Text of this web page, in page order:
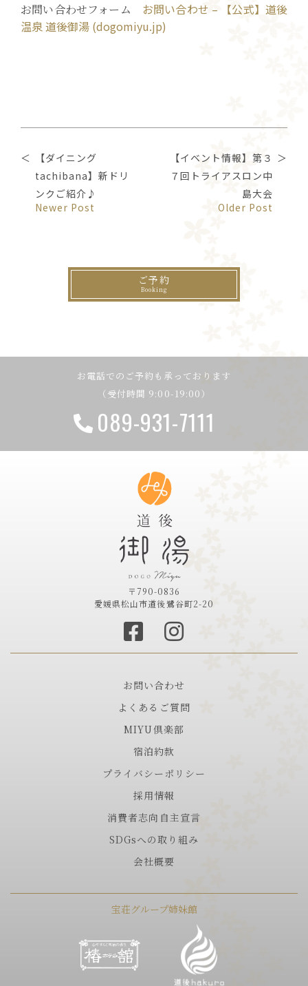
お問い合わせフォーム お問い合わせ – 【公式】道後
温泉 道後御湯 (dogomiyu.jp)
【ダイニング
tachibana】新ドリ
ンクご紹介♪
Newer Post
【イベント情報】第３
７回トライアスロン中
島大会
Older Post
ご予約
お電話でのご予約も承っております
（受付時間 9:00-19:00）
089-931-7111
〒790-0836
愛媛県松山市道後鷺谷町2-20
お問い合わせ
よくあるご質問
MIYU倶楽部
宿泊約款
プライバシーポリシー
採用情報
消費者志向自主宣言
SDGsへの取り組み
会社概要
宝荘グループ姉妹館